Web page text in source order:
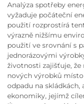
Analýza spotřeby
vyžaduje počáteční
použití rozprostírá
výrazně nižšímu
použití ve srovnání s
jednorázovými
životnosti zajišťuje,
nových výrobků
odpadu na
ekonomiky, jejímž